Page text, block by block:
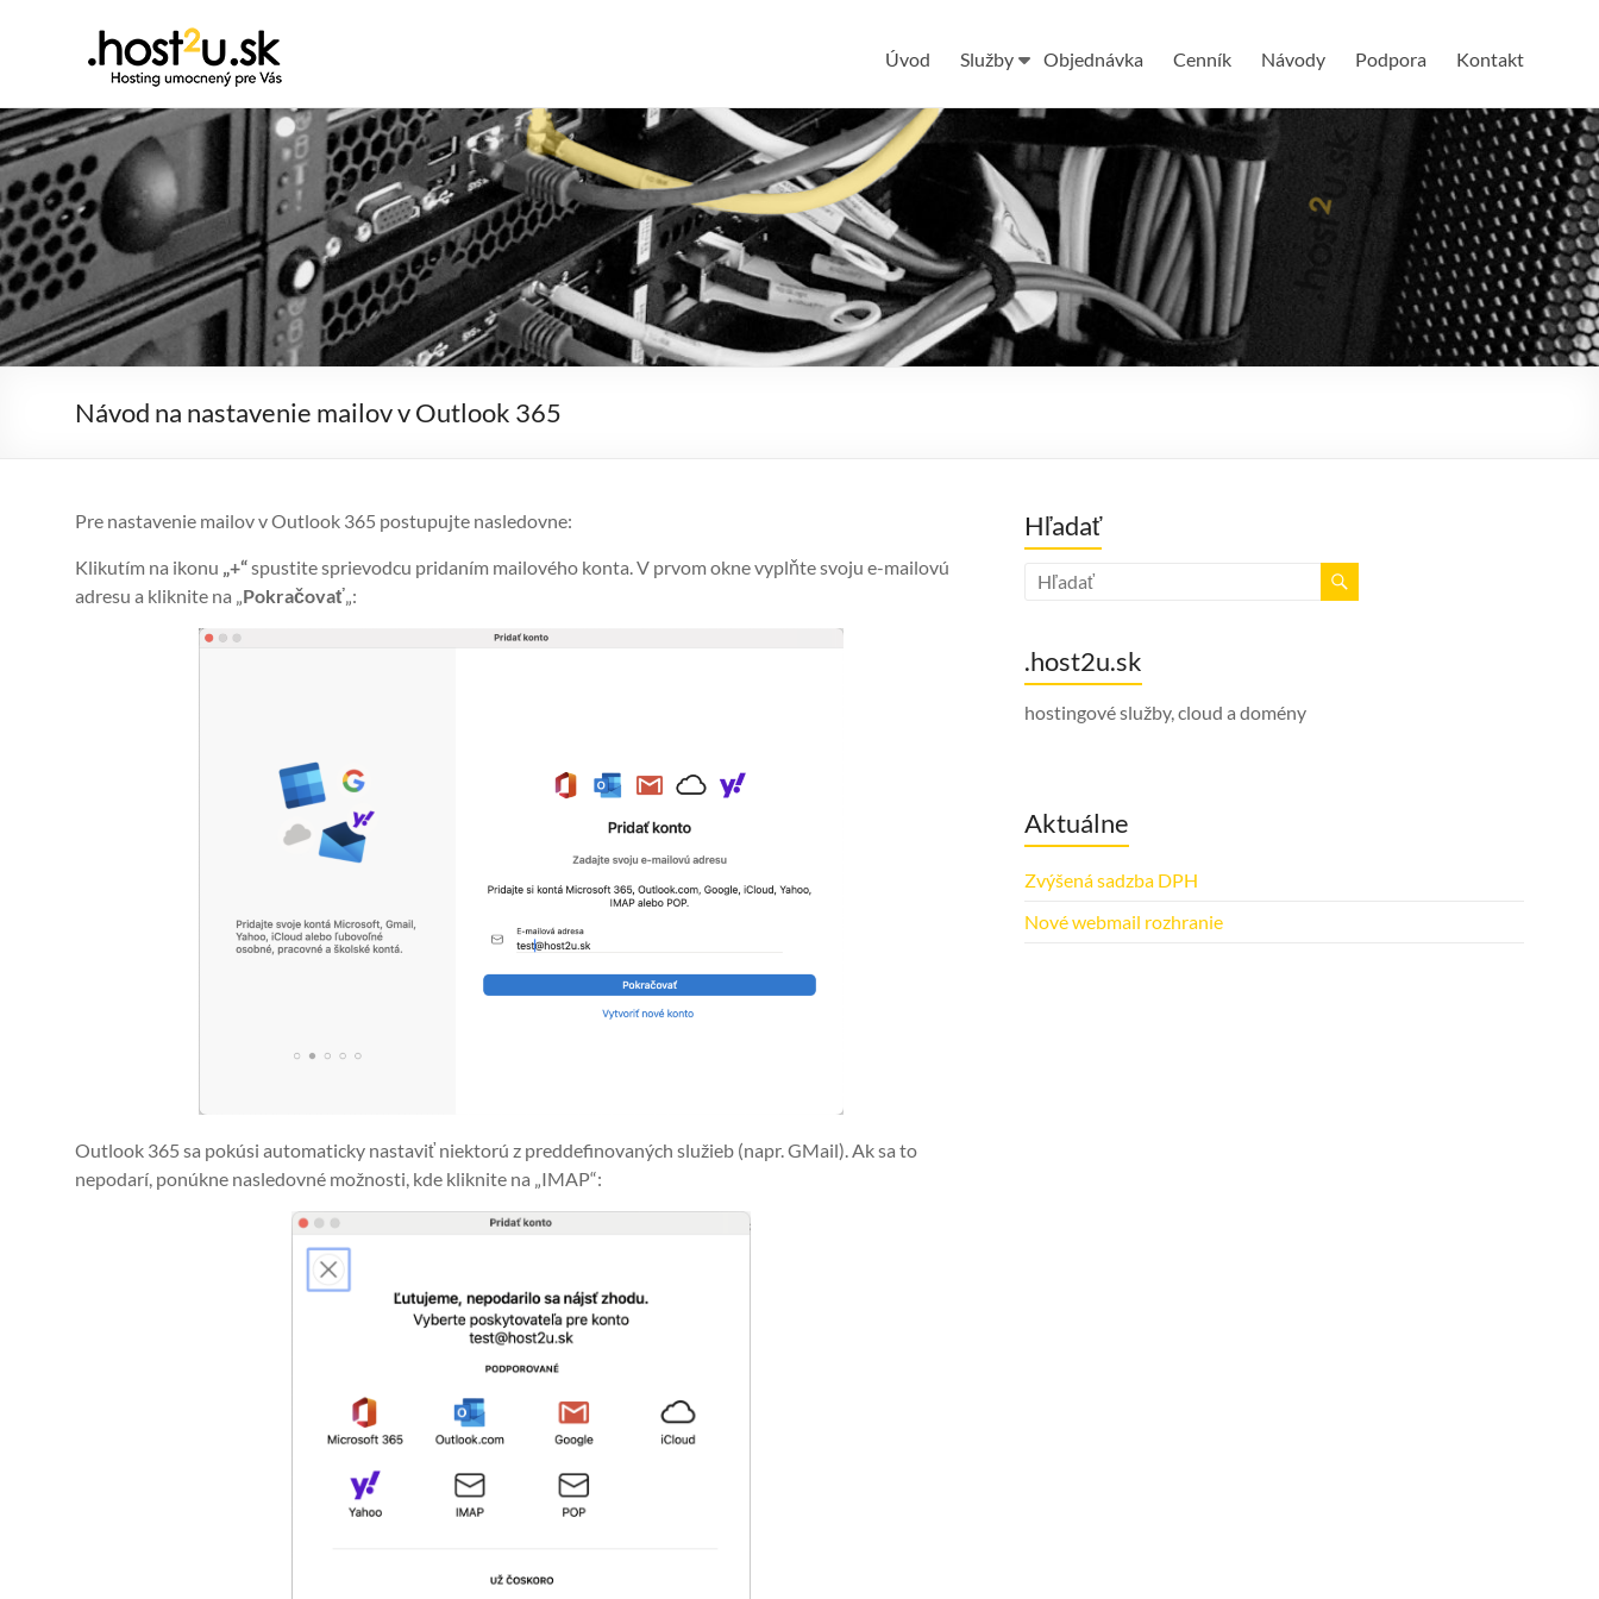
.host2u.sk
umocnený
pre
Vás
Úvod Služby Objednávka Cenník Návody Podpora Kontakt
Návod na nastavenie mailov v Outlook 365
Pre nastavenie mailov v Outlook 365 postupujte nasledovne:
Klikutím na ikonu „+“spustite sprievodcu pridaním mailového konta. V prvom okne vyplňte svoju e-mailovú
adresu a kliknite na „Pokračovať„:
Outlook 365 sa pokúsi automaticky nastaviť niektorú z preddefinovaných služieb (napr. GMail). Ak sa to
nepodarí, ponúkne nasledovné možnosti, kde kliknite na „IMAP“:
Hľadať
.host2u.sk
hostingové služby, cloud a domény
Aktuálne
Zvýšená sadzba DPH
Nové webmail rozhranie